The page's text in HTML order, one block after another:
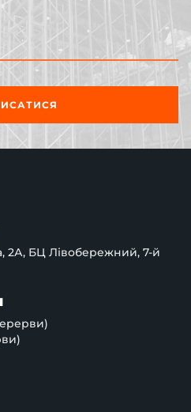
2А, БЦ Лівобережний, 7-й